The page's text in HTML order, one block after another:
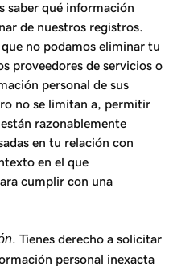
saber qué información
de nuestros registros.
no podamos eliminar tu
proveedores de servicios o
personal de sus
no se limitan a, permitir
razonablemente
en tu relación con
en el que
cumplir con una
. Tienes derecho a solicitar
personal inexacta